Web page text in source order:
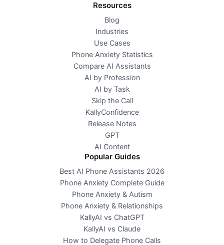
Resources
Blog
Industries
Use Cases
Phone Anxiety Statistics
Compare AI Assistants
AI by Profession
AI by Task
Skip the Call
KallyConfidence
Release Notes
GPT
AI Content
Popular Guides
Best AI Phone Assistants 2026
Phone Anxiety Complete Guide
Phone Anxiety & Autism
Phone Anxiety & Relationships
KallyAI vs ChatGPT
KallyAI vs Claude
How to Delegate Phone Calls